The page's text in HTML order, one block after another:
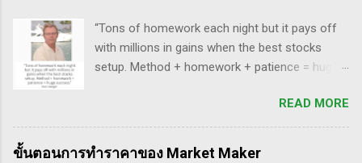
นี้นะ...
เมื่อเอามาใช้ร่วมกับวอลุ่ม ในคลิปนี้เธอจัดเต็ม
เรื่องของ gap ซึ่งถือว่าครบเครื่องเอามากๆ ทฤษฎี
gap ที่เกี่ยวข้องกับเวฟ มีดังนี้ Common gap ใน
มือที่หวงของ เพราะเขาจะตบขึ้น/ลงเพื่อให้เม่า
คายหุ้นคืน ยิ่งมีเยอะยิ่งน่าสนใจ gap ประเภทนี้มัก
จะมีการลงมาปิดในเวลาอีกไม่นาน เพราะราคายัง
“Tons of homework each night but it pays off
with millions in gains when the best stocks
setup. Method + homework + patience = huge
“การทำการบ้านอย่างหนักทุกคืน จะให้ผล
ตอบแทนเป็นผลกำไรมหาศาลเป็นล้านๆ เมื่อรวม
วิธีการที่พิสูจน์ได้ การบ้าน และความอดทนเข้า
READ MORE
ขั้นตอนการทำราคาของ Market Maker